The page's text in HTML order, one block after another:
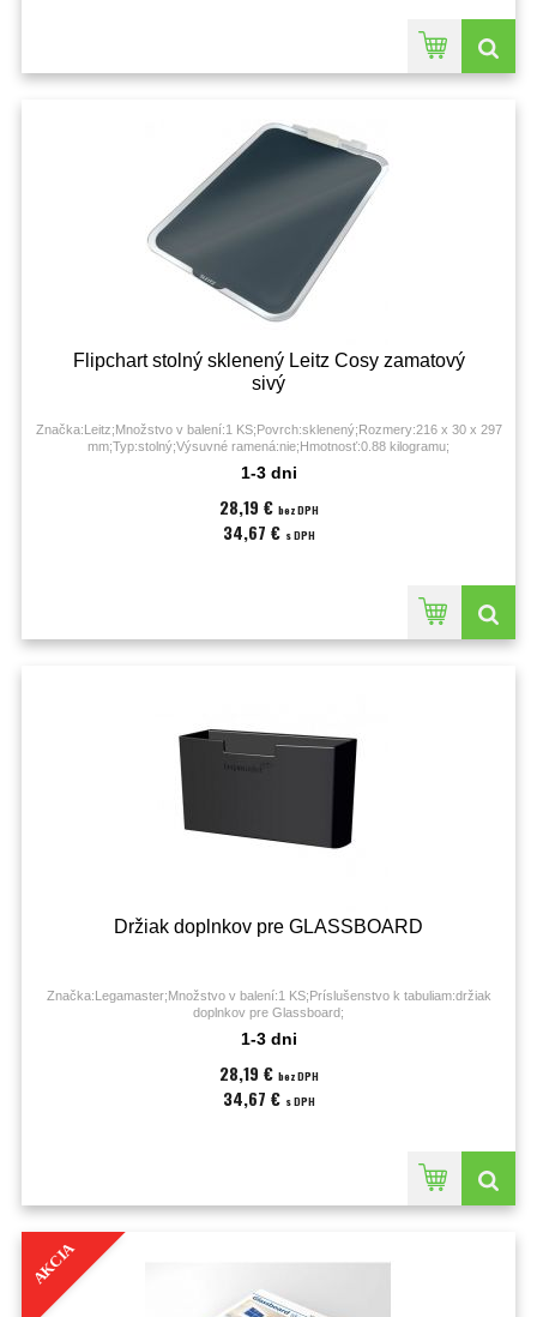
Flipchart stolný sklenený Leitz Cosy zamatový
sivý
Značka:Leitz;Množstvo v balení:1 KS;Povrch:sklenený;Rozmery:216 x 30 x 297
mm;Typ:stolný;Výsuvné ramená:nie;Hmotnosť:0.88 kilogramu;
1-3 dni
28,19 € bez DPH
34,67 € s DPH
Držiak doplnkov pre GLASSBOARD
Značka:Legamaster;Množstvo v balení:1 KS;Príslušenstvo k tabuliam:držiak
doplnkov pre Glassboard;
1-3 dni
28,19 € bez DPH
34,67 € s DPH
AKCIA